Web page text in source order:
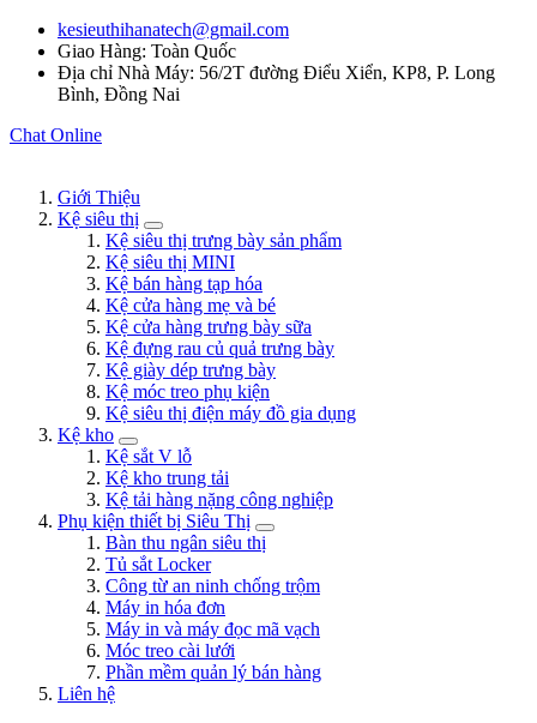
kesieuthihanatech@gmail.com
Giao Hàng: Toàn Quốc
Địa chỉ Nhà Máy: 56/2T đường Điểu Xiển, KP8, P. Long
Bình, Đồng Nai
Chat Online
Giới Thiệu
Kệ siêu thị
Kệ siêu thị trưng bày sản phẩm
Kệ siêu thị MINI
Kệ bán hàng tạp hóa
Kệ cửa hàng mẹ và bé
Kệ cửa hàng trưng bày sữa
Kệ đựng rau củ quả trưng bày
Kệ giày dép trưng bày
Kệ móc treo phụ kiện
Kệ siêu thị điện máy đồ gia dụng
Kệ kho
Kệ sắt V lỗ
Kệ kho trung tải
Kệ tải hàng nặng công nghiệp
Phụ kiện thiết bị Siêu Thị
Bàn thu ngân siêu thị
Tủ sắt Locker
Công từ an ninh chống trộm
Máy in hóa đơn
Máy in và máy đọc mã vạch
Móc treo cài lưới
Phần mềm quản lý bán hàng
Liên hệ